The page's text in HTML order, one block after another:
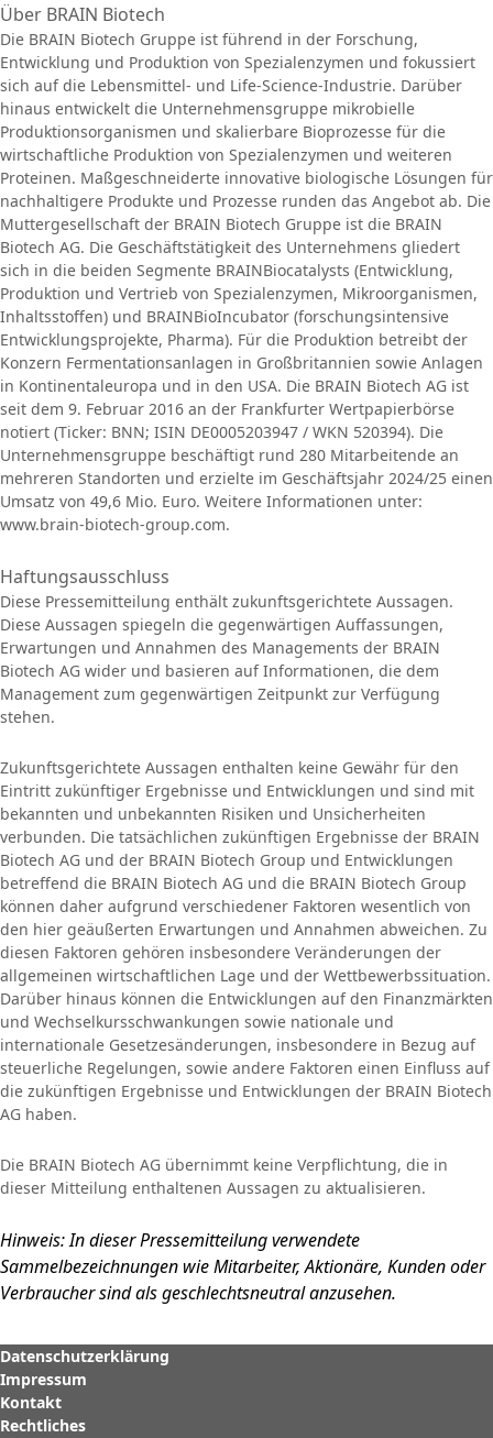
Über BRAIN Biotech
Die BRAIN Biotech Gruppe ist führend in der Forschung,
Entwicklung und Produktion von Spezialenzymen und fokussiert
sich auf die Lebensmittel- und Life-Science-Industrie. Darüber
hinaus entwickelt die Unternehmensgruppe mikrobielle
Produktionsorganismen und skalierbare Bioprozesse für die
wirtschaftliche Produktion von Spezialenzymen und weiteren
Proteinen. Maßgeschneiderte innovative biologische Lösungen für
nachhaltigere Produkte und Prozesse runden das Angebot ab. Die
Muttergesellschaft der BRAIN Biotech Gruppe ist die BRAIN
Biotech AG. Die Geschäftstätigkeit des Unternehmens gliedert
sich in die beiden Segmente BRAINBiocatalysts (Entwicklung,
Produktion und Vertrieb von Spezialenzymen, Mikroorganismen,
Inhaltsstoffen) und BRAINBioIncubator (forschungsintensive
Entwicklungsprojekte, Pharma). Für die Produktion betreibt der
Konzern Fermentationsanlagen in Großbritannien sowie Anlagen
in Kontinentaleuropa und in den USA. Die BRAIN Biotech AG ist
seit dem 9. Februar 2016 an der Frankfurter Wertpapierbörse
notiert (Ticker: BNN; ISIN DE0005203947 / WKN 520394). Die
Unternehmensgruppe beschäftigt rund 280 Mitarbeitende an
mehreren Standorten und erzielte im Geschäftsjahr 2024/25 einen
Umsatz von 49,6 Mio. Euro. Weitere Informationen unter:
www.brain-biotech-group.com.
Haftungsausschluss
Diese Pressemitteilung enthält zukunftsgerichtete Aussagen.
Diese Aussagen spiegeln die gegenwärtigen Auffassungen,
Erwartungen und Annahmen des Managements der BRAIN
Biotech AG wider und basieren auf Informationen, die dem
Management zum gegenwärtigen Zeitpunkt zur Verfügung
stehen.
Zukunftsgerichtete Aussagen enthalten keine Gewähr für den
Eintritt zukünftiger Ergebnisse und Entwicklungen und sind mit
bekannten und unbekannten Risiken und Unsicherheiten
verbunden. Die tatsächlichen zukünftigen Ergebnisse der BRAIN
Biotech AG und der BRAIN Biotech Group und Entwicklungen
betreffend die BRAIN Biotech AG und die BRAIN Biotech Group
können daher aufgrund verschiedener Faktoren wesentlich von
den hier geäußerten Erwartungen und Annahmen abweichen. Zu
diesen Faktoren gehören insbesondere Veränderungen der
allgemeinen wirtschaftlichen Lage und der Wettbewerbssituation.
Darüber hinaus können die Entwicklungen auf den Finanzmärkten
und Wechselkursschwankungen sowie nationale und
internationale Gesetzesänderungen, insbesondere in Bezug auf
steuerliche Regelungen, sowie andere Faktoren einen Einfluss auf
die zukünftigen Ergebnisse und Entwicklungen der BRAIN Biotech
AG haben.
Die BRAIN Biotech AG übernimmt keine Verpflichtung, die in
dieser Mitteilung enthaltenen Aussagen zu aktualisieren.
Hinweis: In dieser Pressemitteilung verwendete
Sammelbezeichnungen wie Mitarbeiter, Aktionäre, Kunden oder
Verbraucher sind als geschlechtsneutral anzusehen.
Datenschutzerklärung
Impressum
Kontakt
Rechtliches